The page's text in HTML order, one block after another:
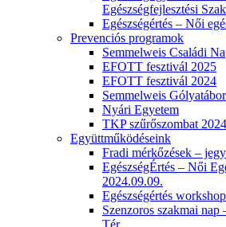
Egészségfejlesztési
Egészségértés – Női
Prevenciós programok
Semmelweis Családi
EFOTT fesztivál 2025
EFOTT fesztivál 2024
Semmelweis Gólyatábor
Nyári Egyetem
TKP szűrőszombat
Együttműködéseink
Fradi mérkőzések –
EgészségÉrtés – Női
2024.09.09.
Egészségértés workshop
Szenzoros szakmai nap
Tér